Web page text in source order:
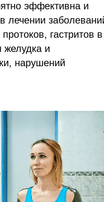
эффективна и
лечении
гастритов в
желудка и
нарушений